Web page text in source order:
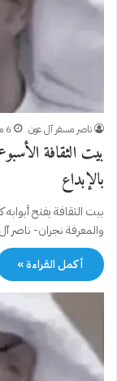
ناصر مسفر آل عون 6 مايو، 2026
بيت الثقافة
بالإبداع
بيت الثقافة يفتح
والمعرفة نجران- ناصر
أكمل القراءة »